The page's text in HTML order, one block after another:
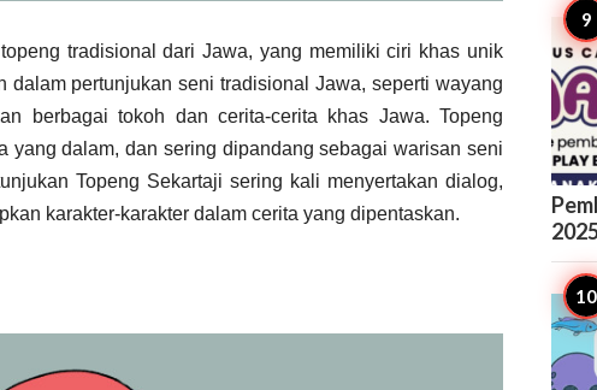
tradisional dari Jawa, yang memiliki ciri khas unik
dalam pertunjukan seni tradisional Jawa, seperti wayang
berbagai tokoh dan cerita-cerita khas Jawa. Topeng
yang dalam, dan sering dipandang sebagai warisan seni
Topeng Sekartaji sering kali menyertakan dialog,
karakter-karakter dalam cerita yang dipentaskan.